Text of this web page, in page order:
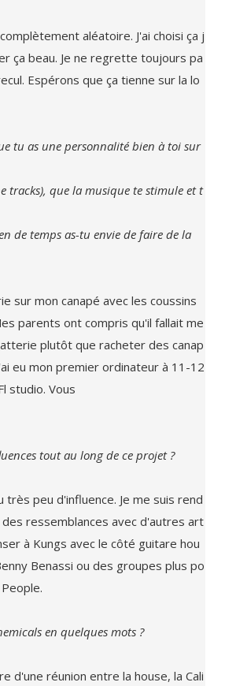
ça beau. Je ne regrette toujours pa
Espérons que ça tienne sur la lo
tu as une personnalité bien à toi sur
parents ont compris qu'il fallait me
plutôt que racheter des canap
eu mon premier ordinateur à 11-12
studio. Vous
ressemblances avec d'autres art
à Kungs avec le côté guitare hou
Benassi ou des groupes plus po